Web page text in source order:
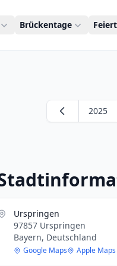
Brückentage
2025
Urspringen
97857 Urspringen
Bayern, Deutschland
Google Maps Apple Maps